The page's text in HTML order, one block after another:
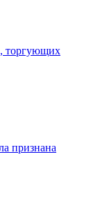
торгующих
признана